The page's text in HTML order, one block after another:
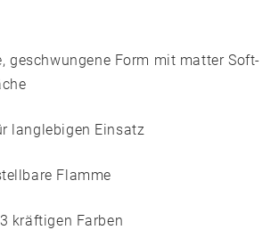
geschwungene Form mit matter Soft-
langlebigen Einsatz
Flamme
kräftigen Farben